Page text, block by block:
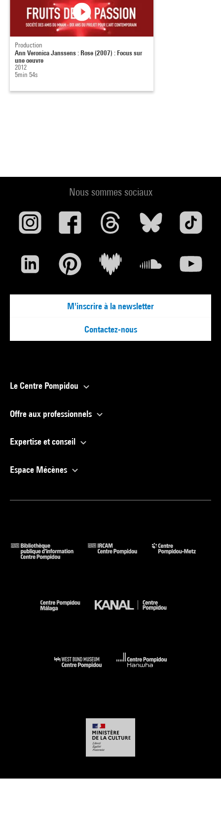
Production
Ann Veronica Janssens : Rose (2007) : Focus sur
une oeuvre
2012
5min 54s
Nous sommes sociaux
M'inscrire à la newsletter
Contactez-nous
Le Centre Pompidou
Offre aux professionnels
Expertise et conseil
Espace Mécènes